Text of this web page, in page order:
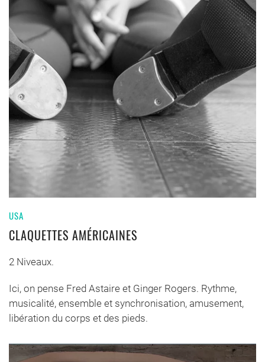
USA
CLAQUETTES AMÉRICAINES
2 Niveaux.
Ici, on pense Fred Astaire et Ginger Rogers. Rythme,
musicalité, ensemble et synchronisation, amusement,
libération du corps et des pieds.